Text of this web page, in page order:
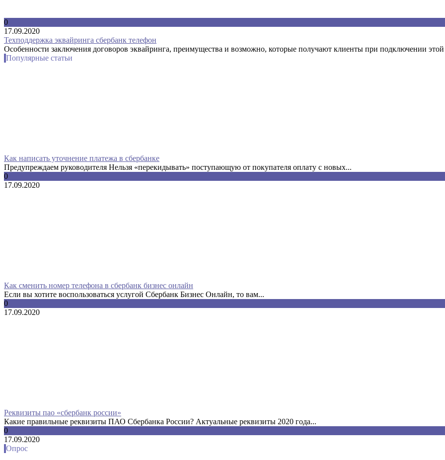
0
17.09.2020
Техподдержка эквайринга сбербанк телефон
Особенности заключения договоров эквайринга, преимущества и возможно, которые получают клиенты при подключении этой
Популярные статьи
Как написать уточнение платежа в сбербанке
Предупреждаем руководителя Нельзя «перекидывать» поступающую от покупателя оплату с новых...
0
17.09.2020
Как сменить номер телефона в сбербанк бизнес онлайн
Если вы хотите воспользоваться услугой Сбербанк Бизнес Онлайн, то вам...
0
17.09.2020
Реквизиты пао «сбербанк россии»
Какие правильные реквизиты ПАО Сбербанка России? Актуальные реквизиты 2020 года...
0
17.09.2020
Опрос